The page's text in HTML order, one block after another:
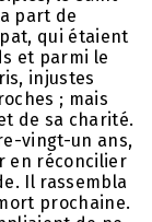
part de
qui étaient
et parmi le
injustes
; mais
de sa charité.
vingt-un ans,
en réconcilier
Il rassembla
prochaine.